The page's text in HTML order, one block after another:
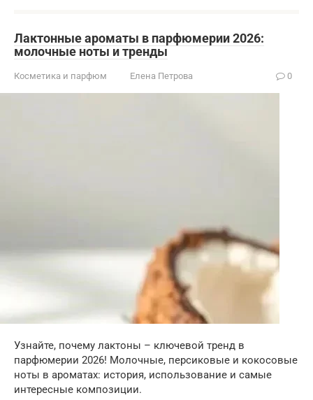
Лактонные ароматы в парфюмерии 2026:
молочные ноты и тренды
Косметика и парфюм Елена Петрова 0
Узнайте, почему лактоны – ключевой тренд в
парфюмерии 2026! Молочные, персиковые и кокосовые
ноты в ароматах: история, использование и самые
интересные композиции.